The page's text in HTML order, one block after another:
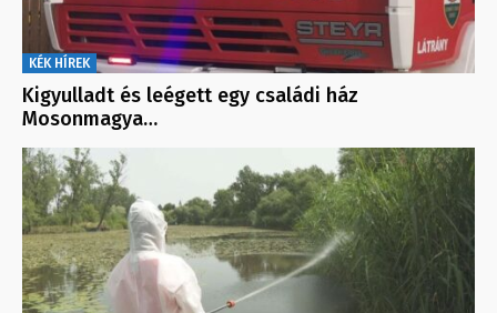
KÉK HÍREK
Kigyulladt és leégett egy családi ház
Mosonmagya…